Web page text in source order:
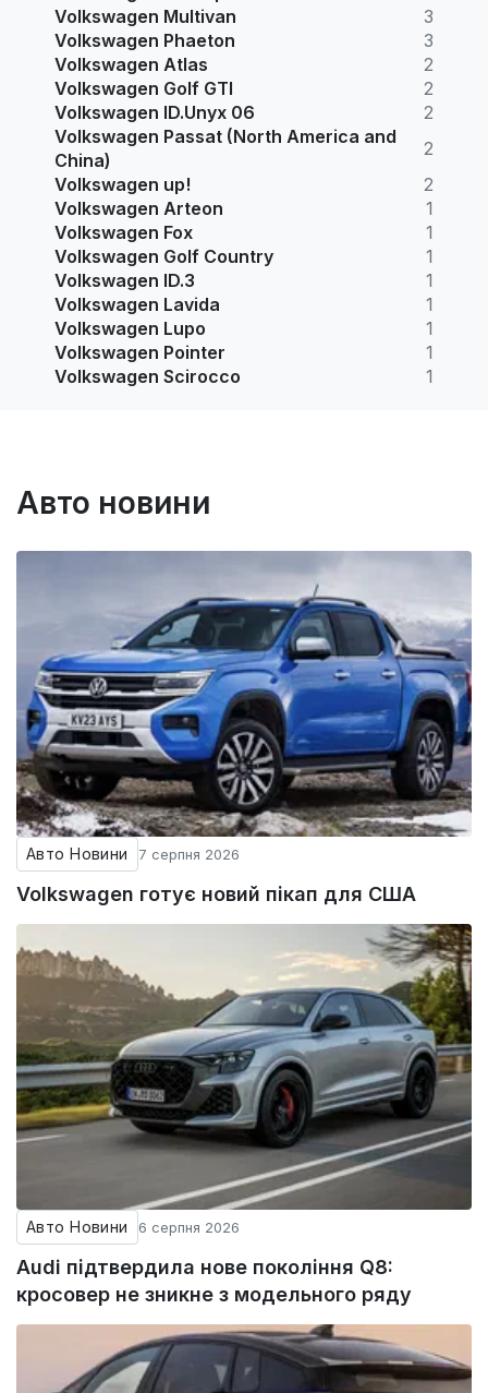
Volkswagen Multivan
3
Volkswagen Phaeton
3
Volkswagen Atlas
2
Volkswagen Golf GTI
2
Volkswagen ID.Unyx 06
2
Volkswagen Passat (North America and
China)
2
Volkswagen up!
2
Volkswagen Arteon
1
Volkswagen Fox
1
Volkswagen Golf Country
1
Volkswagen ID.3
1
Volkswagen Lavida
1
Volkswagen Lupo
1
Volkswagen Pointer
1
Volkswagen Scirocco
1
Авто новини
Авто Новини 7 серпня 2026
Volkswagen готує новий пікап для США
Авто Новини 6 серпня 2026
Audi підтвердила нове покоління Q8:
кросовер не зникне з модельного ряду